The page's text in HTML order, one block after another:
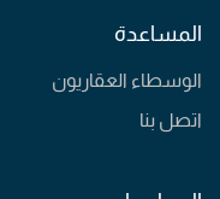
المساعدة
الوسطاء العقاريون
اتصل بنا